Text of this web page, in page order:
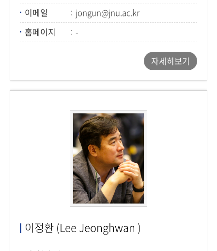
이메일
jongun@jnu.ac.kr
홈페이지
-
자세히보기
이정환 (Lee Jeonghwan )